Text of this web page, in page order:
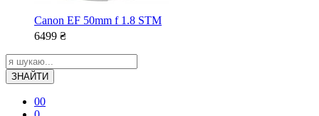
Canon EF 50mm f 1.8 STM
6499 ₴
ЗНАЙТИ
00